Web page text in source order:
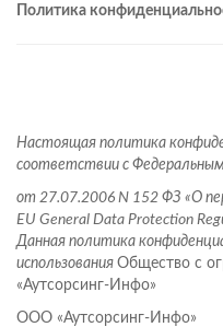
Политика
Настоящая политика
соответствии с
от 27.07.2006 N 152 ФЗ «О
EU General Data Protection
Данная политика
использования Общество с
«Аутсорсинг-Инфо»
ООО «Аутсорсинг-Инфо»